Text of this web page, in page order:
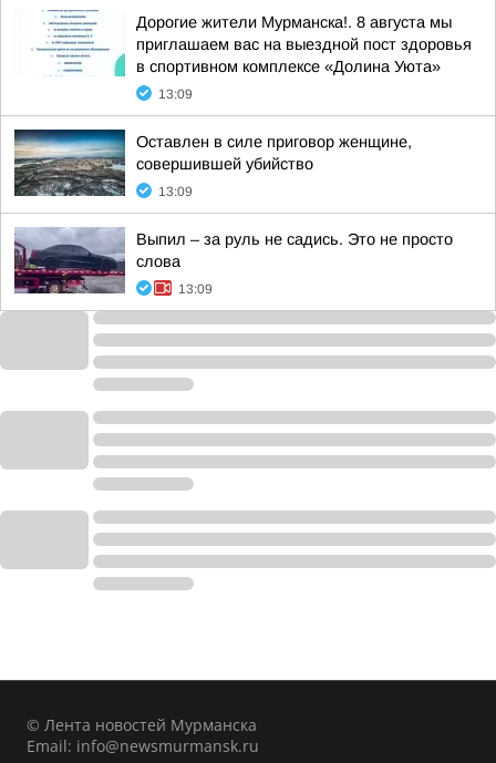
Дорогие жители Мурманска!. 8 августа мы
приглашаем вас на выездной пост здоровья
в спортивном комплексе «Долина Уюта»
13:09
Оставлен в силе приговор женщине,
совершившей убийство
13:09
Выпил – за руль не садись. Это не просто
слова
13:09
© Лента новостей Мурманска
Email: info@newsmurmansk.ru